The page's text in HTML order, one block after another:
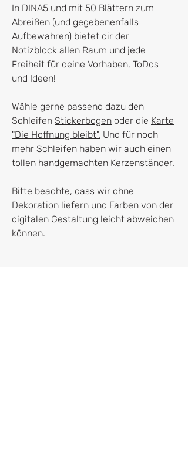
In DINA5 und mit 50 Blättern zum
Abreißen (und gegebenenfalls
Aufbewahren) bietet dir der
Notizblock allen Raum und jede
Freiheit für deine Vorhaben, ToDos
und Ideen!
Wähle gerne passend dazu den
Schleifen Stickerbogen oder die Karte
"Die Hoffnung bleibt". Und für noch
mehr Schleifen haben wir auch einen
tollen handgemachten Kerzenständer.
Bitte beachte, dass wir ohne
Dekoration liefern und Farben von der
digitalen Gestaltung leicht abweichen
können.